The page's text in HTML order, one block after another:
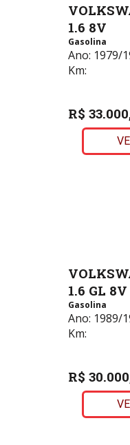
1.6 8V
Gasolina
Ano: 1979/
Km:
R$
1.6 GL 8V
Gasolina
Ano: 1989/
Km:
R$